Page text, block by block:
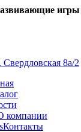
игры
Свердловская 8а/2
компании
Контакты